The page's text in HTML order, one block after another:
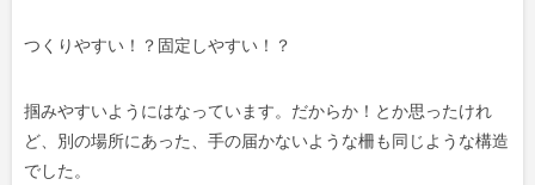
つくりやすい！？固定しやすい！？
掴みやすいようにはなっています。だからか！とか思ったけれ
ど、別の場所にあった、手の届かないような柵も同じような構造
でした。